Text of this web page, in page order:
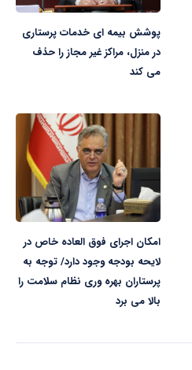
پوشش بیمه ای خدمات پرستاری
در منزل، مراکز غیر مجاز را حذف
می کند
امکان اجرای فوق العاده خاص در
لایحه بودجه وجود دارد/ توجه به
پرستاران بهره وری نظام سلامت را
بالا می برد